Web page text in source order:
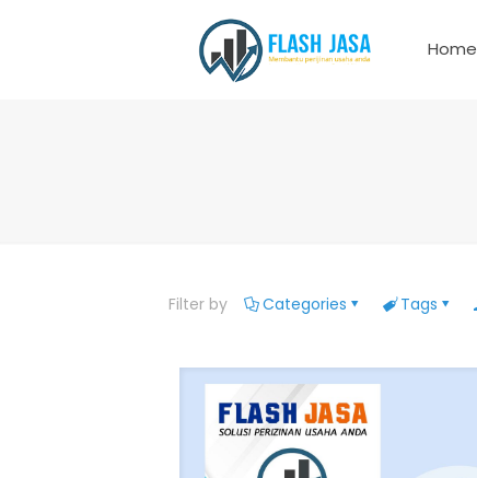
Home
Filter by Categories Tags